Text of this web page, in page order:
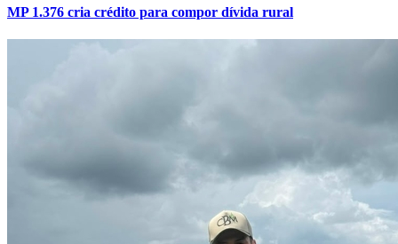
MP 1.376 cria crédito para compor dívida rural